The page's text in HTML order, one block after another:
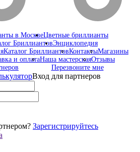
в МосквеЦветные бриллианты
БриллиантовЭнциклопедия
Каталог БриллиантовКонтактыМагазины
и оплатаНаша мастерскаяОтзывы
Перезвоните мне
Вход для партнеров
Зарегистрируйтесь